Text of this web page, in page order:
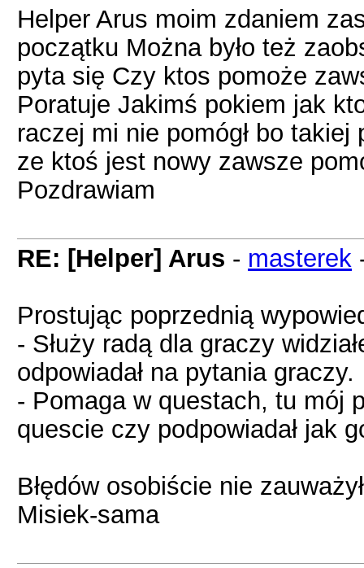
Helper Arus moim zdaniem
początku Można było też
pyta się Czy ktos pomoże
Poratuje Jakimś pokiem jak
raczej mi nie pomógł bo
ze ktoś jest nowy zawsze
Pozdrawiam
RE: [Helper] Arus - masterek
Prostując poprzednią
- Służy radą dla graczy
odpowiadał na pytania graczy.
- Pomaga w questach, tu mój
quescie czy podpowiadał jak
Błędów osobiście nie
Misiek-sama